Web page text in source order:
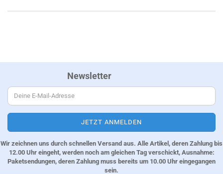
Newsletter
Wir zeichnen uns durch schnellen Versand aus. Alle Artikel, deren Zahlung bis
12.00 Uhr eingeht, werden noch am gleichen Tag verschickt, Ausnahme:
Paketsendungen, deren Zahlung muss bereits um 10.00 Uhr eingegangen
sein.